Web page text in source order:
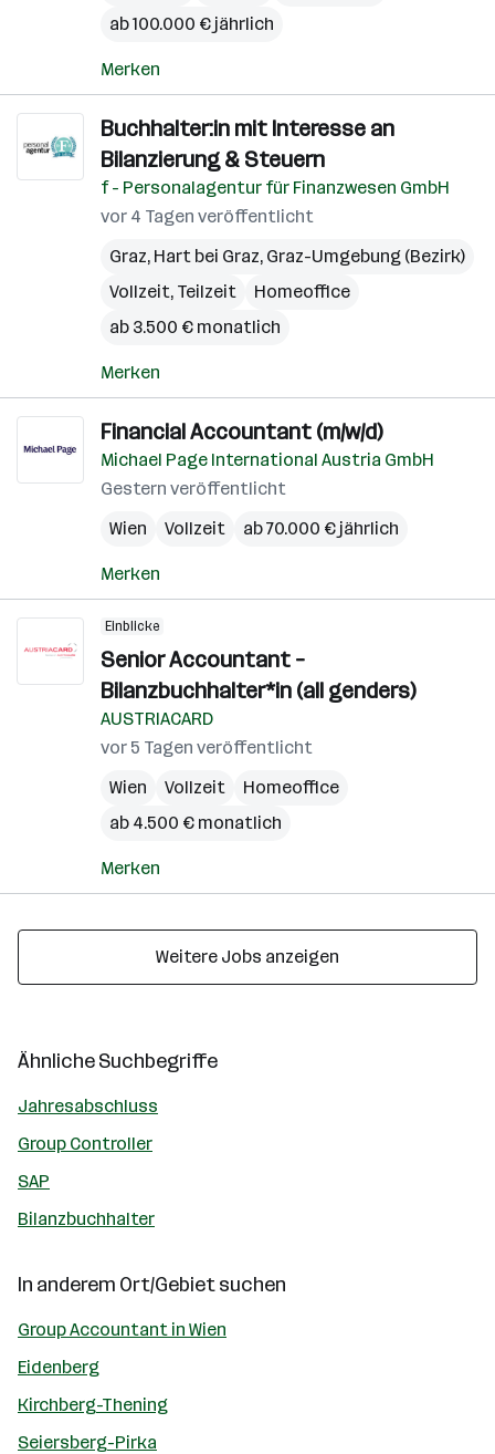
ab 100.000 € jährlich
Merken
Buchhalter:in mit Interesse an
Bilanzierung & Steuern
f - Personalagentur für Finanzwesen GmbH
vor 4 Tagen veröffentlicht
Graz, Hart bei Graz, Graz-Umgebung (Bezirk)
Vollzeit, Teilzeit
Homeoffice
ab 3.500 € monatlich
Merken
Financial Accountant (m/w/d)
Michael Page International Austria GmbH
Gestern veröffentlicht
Wien
Vollzeit ab 70.000 € jährlich
Merken
Einblicke
Senior Accountant –
Bilanzbuchhalter*in (all genders)
AUSTRIACARD
vor 5 Tagen veröffentlicht
Wien
Vollzeit
Homeoffice
ab 4.500 € monatlich
Merken
Weitere Jobs anzeigen
Ähnliche Suchbegriffe
Jahresabschluss
Group Controller
SAP
Bilanzbuchhalter
In anderem Ort/Gebiet suchen
Group Accountant in Wien
Eidenberg
Kirchberg-Thening
Seiersberg-Pirka